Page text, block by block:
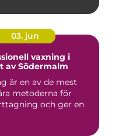
03. jun
vaxning i
av Södermalm
är en av de mest
metoderna för
och ger en